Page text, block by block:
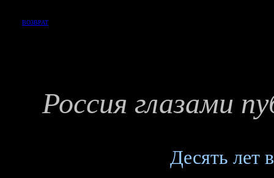
ВОЗВРАТ
Россия глазами
Десять лет